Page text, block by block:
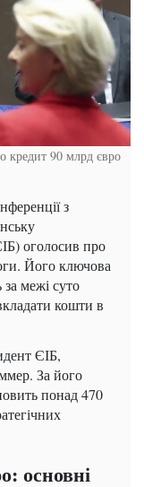
кредит 90 млрд євро
з
оголосив про
Його ключова
межі суто
кошти в
ЄІБ,
За його
понад 470
основні